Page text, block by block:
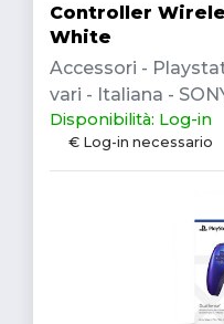
Controller
White
Accessori -
vari - Italiana -
Disponibilità: Log-in
€ Log-in necessario